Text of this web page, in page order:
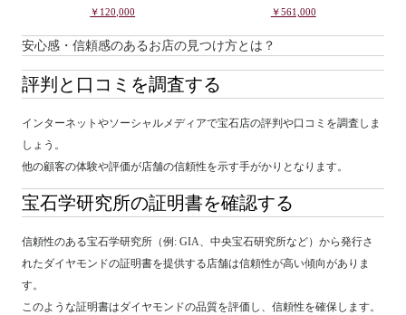
￥120,000
￥561,000
安心感・信頼感のあるお店の見つけ方とは？
評判と口コミを調査する
インターネットやソーシャルメディアで宝石店の評判や口コミを調査しま
しょう。
他の顧客の体験や評価が店舗の信頼性を示す手がかりとなります。
宝石学研究所の証明書を確認する
信頼性のある宝石学研究所（例: GIA、中央宝石研究所など）から発行さ
れたダイヤモンドの証明書を提供する店舗は信頼性が高い傾向がありま
す。
このような証明書はダイヤモンドの品質を評価し、信頼性を確保します。